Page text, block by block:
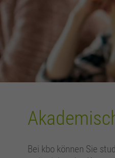
Bei kbo können Sie